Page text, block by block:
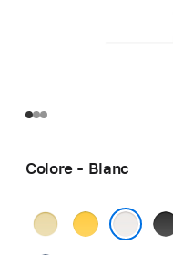
Colore - Blanc
GrègeJaune